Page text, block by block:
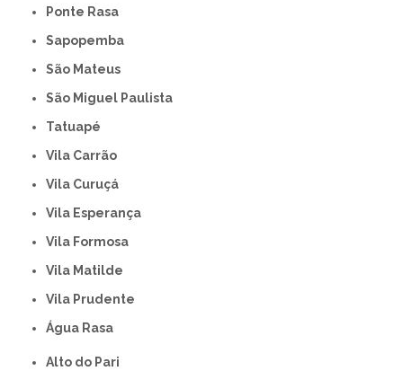
Ponte Rasa
Sapopemba
São Mateus
São Miguel Paulista
Tatuapé
Vila Carrão
Vila Curuçá
Vila Esperança
Vila Formosa
Vila Matilde
Vila Prudente
Água Rasa
Alto do Pari